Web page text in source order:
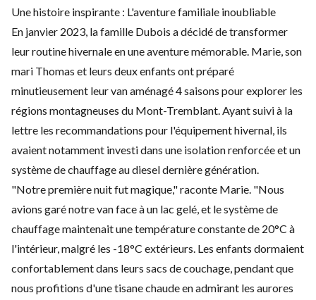
Une histoire inspirante : L'aventure familiale inoubliable
En janvier 2023, la famille Dubois a décidé de transformer
leur routine hivernale en une aventure mémorable. Marie, son
mari Thomas et leurs deux enfants ont préparé
minutieusement leur van aménagé 4 saisons pour explorer les
régions montagneuses du Mont-Tremblant. Ayant suivi à la
lettre les recommandations pour l'équipement hivernal, ils
avaient notamment investi dans une isolation renforcée et un
système de chauffage au diesel dernière génération.
"Notre première nuit fut magique," raconte Marie. "Nous
avions garé notre van face à un lac gelé, et le système de
chauffage maintenait une température constante de 20°C à
l'intérieur, malgré les -18°C extérieurs. Les enfants dormaient
confortablement dans leurs sacs de couchage, pendant que
nous profitions d'une tisane chaude en admirant les aurores